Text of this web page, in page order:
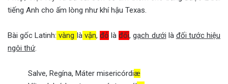
tiếng Anh cho ấm lòng như khí hậu Texas.
Bài gốc Latinh: vàng làvận, đỏ làđối,gạch dưới là đối tước hiệu
ngôi thứ.
Salve, Regína, Máter misericórdiæ